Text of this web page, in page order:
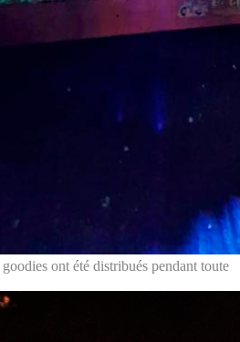
ont été distribués pendant toute